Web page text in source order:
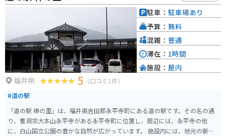
は、水晶浜海水浴場や、敦賀半島、蘇洞門などの観光スポットがあります。
特に、水晶浜海水浴場は、白い砂浜と青い海のコントラストが美しい、人気
の海水浴場です。
福井県 5 （口コミ1件）
#道の駅
「道の駅 禅の里」は、福井県吉田郡永平寺町にある道の駅です。その名の通
り、曹洞宗大本山永平寺がある永平寺町に位置し、周辺には、永平寺の他
に、白山国立公園の豊かな自然が広がっています。 施設内には、地元の新鮮
駐車： 駐車場あり
予算： 無料
混雑： 普通
滞在： 1時間
施設： 屋内